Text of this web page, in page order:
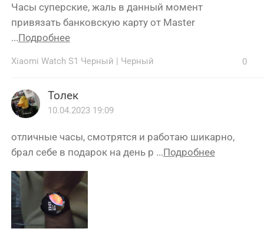
Часы суперские, жаль в данный момент
привязать банковскую карту от Master
...Подробнее
Xiaomi Watch S1 Черный Черный 0
Толек
10.04.2023 19:09
отличные часы, смотрятся и работаю шикарно,
брал себе в подарок на день р ...Подробнее